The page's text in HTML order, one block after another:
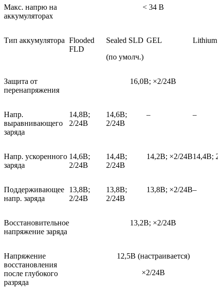
Макс. напрю на
аккумуляторах
< 34 В
Тип аккумулятора Flooded
FLD
Sealed SLD
(по умолч.)
GEL
Защита от
перенапряжения
16,0В; ×2/24В
Напр.
выравнивающего
заряда
14,8В;
2/24В
14,6В;
2/24В
– –
Напр. ускоренного
заряда
14,6В;
2/24В
14,4В;
2/24В
14,2В; ×2/24В14,4В;
Поддерживающее
напр. заряда
13,8В;
2/24В
13,8В;
2/24В
13,8В; ×2/24В–
Восстановительное
напряжение заряда
13,2В; ×2/24В
Напряжение
восстановления
после глубокого
разряда
12,5В (настраивается)
×2/24В